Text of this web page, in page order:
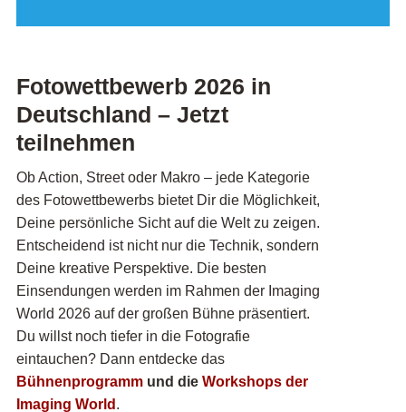
Fotowettbewerb 2026 in
Deutschland – Jetzt
teilnehmen
Ob Action, Street oder Makro – jede Kategorie
des Fotowettbewerbs bietet Dir die Möglichkeit,
Deine persönliche Sicht auf die Welt zu zeigen.
Entscheidend ist nicht nur die Technik, sondern
Deine kreative Perspektive. Die besten
Einsendungen werden im Rahmen der Imaging
World 2026 auf der großen Bühne präsentiert.
Du willst noch tiefer in die Fotografie
eintauchen? Dann entdecke das
Bühnenprogrammund die Workshops der
Imaging World .